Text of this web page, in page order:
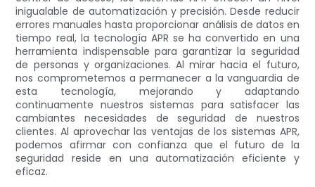
inigualable de automatización y precisión. Desde reducir
errores manuales hasta proporcionar análisis de datos en
tiempo real, la tecnología APR se ha convertido en una
herramienta indispensable para garantizar la seguridad
de personas y organizaciones. Al mirar hacia el futuro,
nos comprometemos a permanecer a la vanguardia de
esta tecnología, mejorando y adaptando
continuamente nuestros sistemas para satisfacer las
cambiantes necesidades de seguridad de nuestros
clientes. Al aprovechar las ventajas de los sistemas APR,
podemos afirmar con confianza que el futuro de la
seguridad reside en una automatización eficiente y
eficaz.